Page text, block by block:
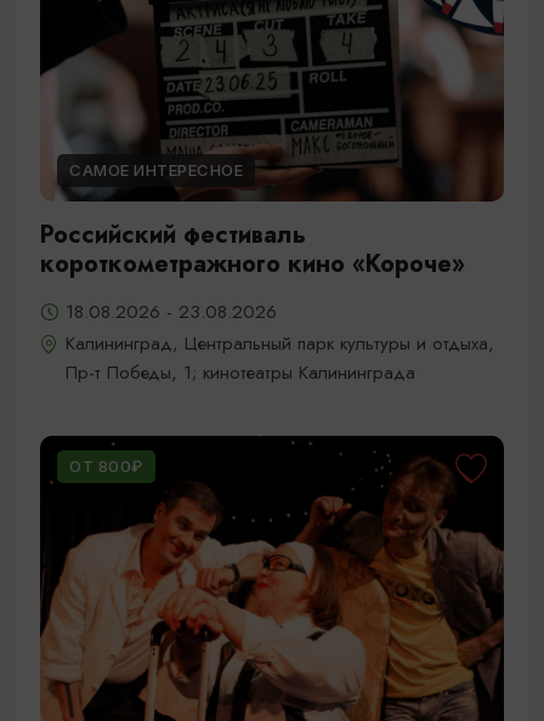
САМОЕ ИНТЕРЕСНОЕ
Российский фестиваль
короткометражного кино «Короче»
18.08.2026 - 23.08.2026
Калининград, Центральный парк культуры и отдыха,
Пр-т Победы, 1; кинотеатры Калининграда
ОТ 800₽